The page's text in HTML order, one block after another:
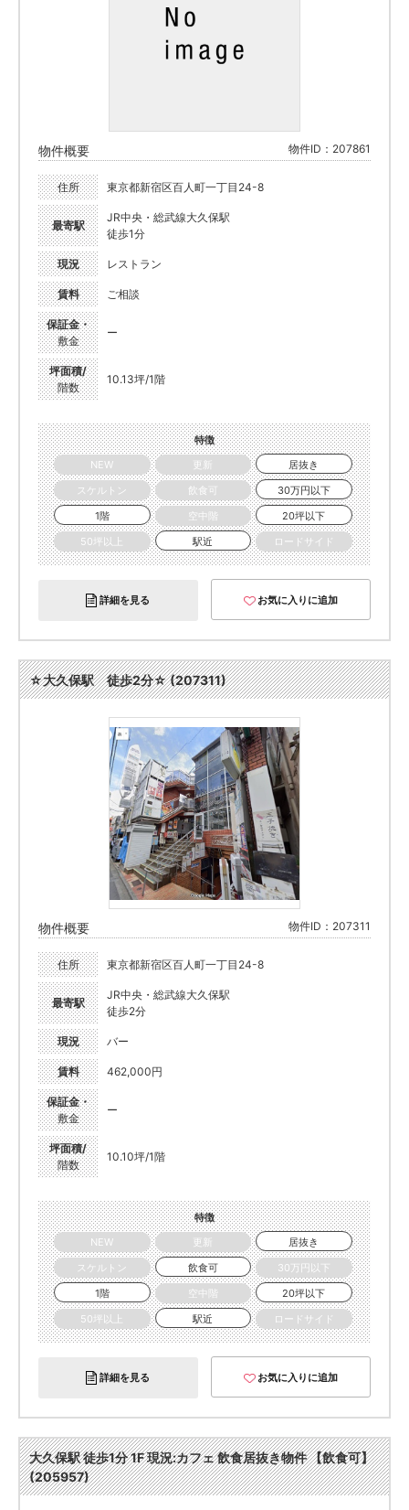
物件概要 物件ID：207861
住所 東京都新宿区百人町一丁目24-8
最寄駅
JR中央・総武線大久保駅
徒歩1分
現況 レストラン
賃料 ご相談
保証金・
敷金
ー
坪面積/
階数
10.13坪/1階
特徴
NEW
更新
居抜き
スケルトン
飲食可
30万円以下
1階
空中階
20坪以下
50坪以上
駅近 ロードサイド
詳細を見る お気に入りに追加
☆大久保駅 徒歩2分☆ (207311)
物件概要 物件ID：207311
住所 東京都新宿区百人町一丁目24-8
最寄駅
JR中央・総武線大久保駅
徒歩2分
現況 バー
賃料 462,000円
保証金・
敷金
ー
坪面積/
階数
10.10坪/1階
特徴
NEW
更新
居抜き
スケルトン
飲食可
30万円以下
1階
空中階
20坪以下
50坪以上
駅近 ロードサイド
詳細を見る お気に入りに追加
大久保駅 徒歩1分 1F 現況:カフェ 飲食居抜き物件 【飲食可】
(205957)